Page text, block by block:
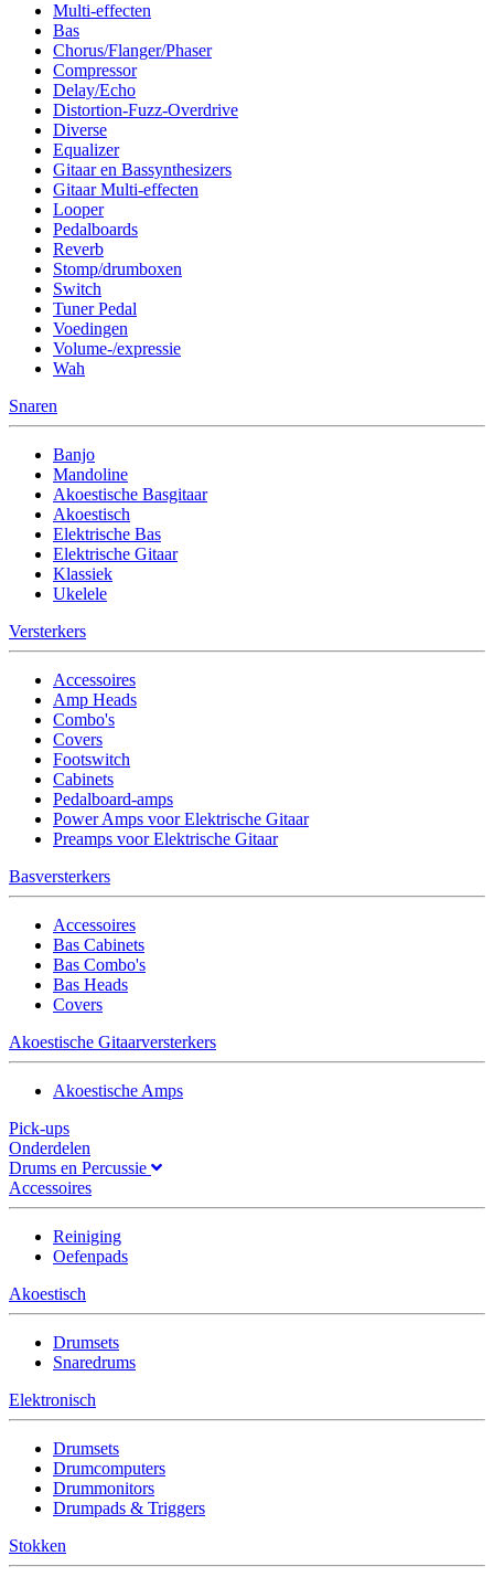
Multi-effecten
Bas
Chorus/Flanger/Phaser
Compressor
Delay/Echo
Distortion-Fuzz-Overdrive
Diverse
Equalizer
Gitaar en Bassynthesizers
Gitaar Multi-effecten
Looper
Pedalboards
Reverb
Stomp/drumboxen
Switch
Tuner Pedal
Voedingen
Volume-/expressie
Wah
Snaren
Banjo
Mandoline
Akoestische Basgitaar
Akoestisch
Elektrische Bas
Elektrische Gitaar
Klassiek
Ukelele
Versterkers
Accessoires
Amp Heads
Combo's
Covers
Footswitch
Cabinets
Pedalboard-amps
Power Amps voor Elektrische Gitaar
Preamps voor Elektrische Gitaar
Basversterkers
Accessoires
Bas Cabinets
Bas Combo's
Bas Heads
Covers
Akoestische Gitaarversterkers
Akoestische Amps
Pick-ups
Onderdelen
Drums en Percussie
Accessoires
Reiniging
Oefenpads
Akoestisch
Drumsets
Snaredrums
Elektronisch
Drumsets
Drumcomputers
Drummonitors
Drumpads & Triggers
Stokken